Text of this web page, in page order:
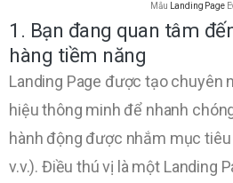
Mẫu Landing Page
1. Bạn đang quan tâm
hàng tiềm năng
Landing Page được tạo chuyên
hiệu thông minh để nhanh
hành động được nhắm mục tiêu
v.v.). Điều thú vị là một Landing